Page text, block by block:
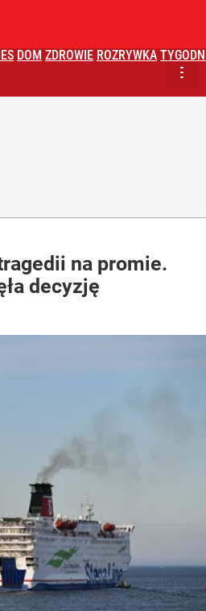
DOM ZDROWIE ROZRYWKA
na promie.
decyzję